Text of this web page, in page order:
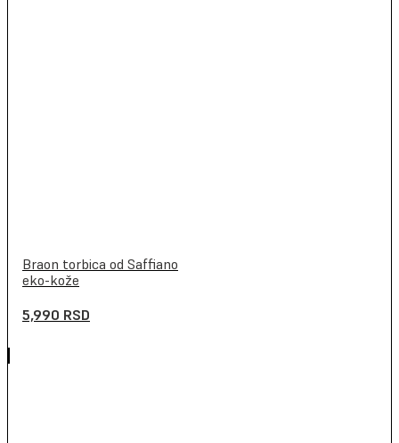
Braon torbica od Saffiano
eko-kože
5,990 RSD